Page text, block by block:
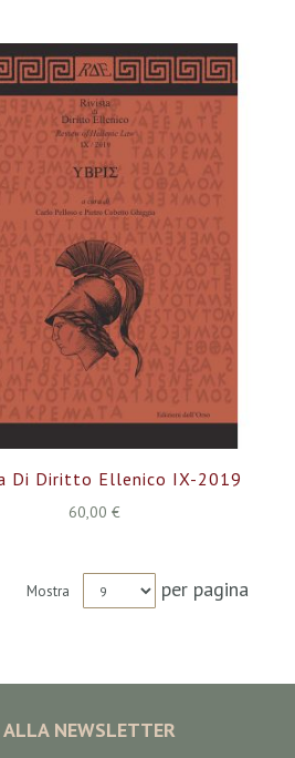
Di Diritto Ellenico IX-2019
60,00 €
Mostra per pagina
NEWSLETTER